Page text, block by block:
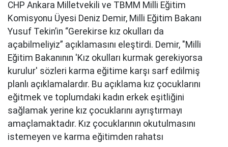
CHP Ankara Milletvekili ve TBMM Milli Eğitim
Komisyonu Üyesi Deniz Demir, Milli Eğitim Bakanı
Yusuf Tekin’in “Gerekirse kız okulları da
açabilmeliyiz” açıklamasını eleştirdi. Demir, "Milli
Eğitim Bakanının 'Kız okulları kurmak gerekiyorsa
kurulur' sözleri karma eğitime karşı sarf edilmiş
planlı açıklamalardır. Bu açıklama kız çocuklarını
eğitmek ve toplumdaki kadın erkek eşitliğini
sağlamak yerine kız çocuklarını ayrıştırmayı
amaçlamaktadır. Kız çocuklarının okutulmasını
istemeyen ve karma eğitimden rahatsı